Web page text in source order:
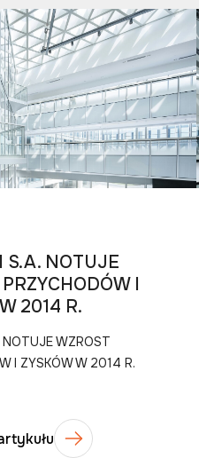
S.A. NOTUJE
I
2014 R.
NOTUJE WZROST
I ZYSKÓW W 2014 R.